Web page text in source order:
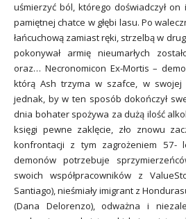
uśmierzyć ból, którego doświadczył
pamiętnej chatce w głębi lasu. Po
łańcuchową zamiast ręki, strzelbą w
pokonywał armię nieumarłych
oraz… Necronomicon Ex-Mortis –
którą Ash trzyma w szafce, w swojej
jednak, by w ten sposób dokończył
dnia bohater spożywa za dużą ilość
księgi pewne zaklęcie, zło znowu
konfrontacji z tym zagrożeniem 57-
demonów potrzebuje
swoich współpracowników z
Santiago), nieśmiały imigrant z
(Dana Delorenzo), odważna i